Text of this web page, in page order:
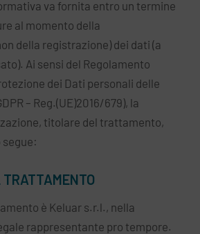
va fornita entro un termine
al momento della
della registrazione) dei dati (a
Ai sensi del Regolamento
dei Dati personali delle
– Reg.(UE)2016/679), la
titolare del trattamento,
è Keluar s.r.l., nella
rappresentante pro tempore.